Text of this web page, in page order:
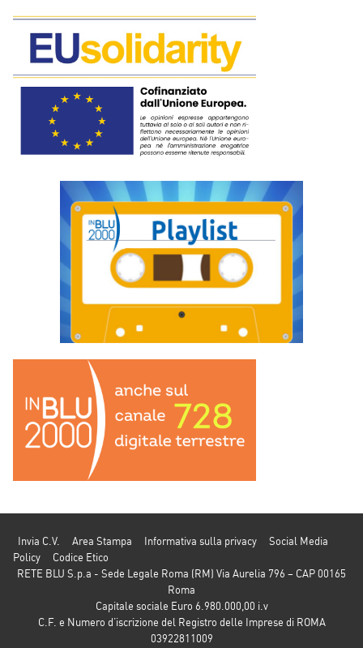
Invia C.V. Area Stampa Informativa sulla privacy
Social Media
Policy
Codice Etico
RETE BLU S.p.a - Sede Legale Roma (RM) Via Aurelia 796 – CAP 00165
Roma
Capitale sociale Euro 6.980.000,00 i.v
C.F. e Numero d’iscrizione del Registro delle Imprese di ROMA
03922811009